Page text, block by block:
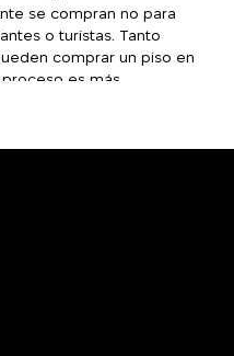
se compran no para
o turistas. Tanto
comprar un piso en
es más
mínimo, para
un pasaporte
usted:
y realiza un
euros, o el 10–12% del